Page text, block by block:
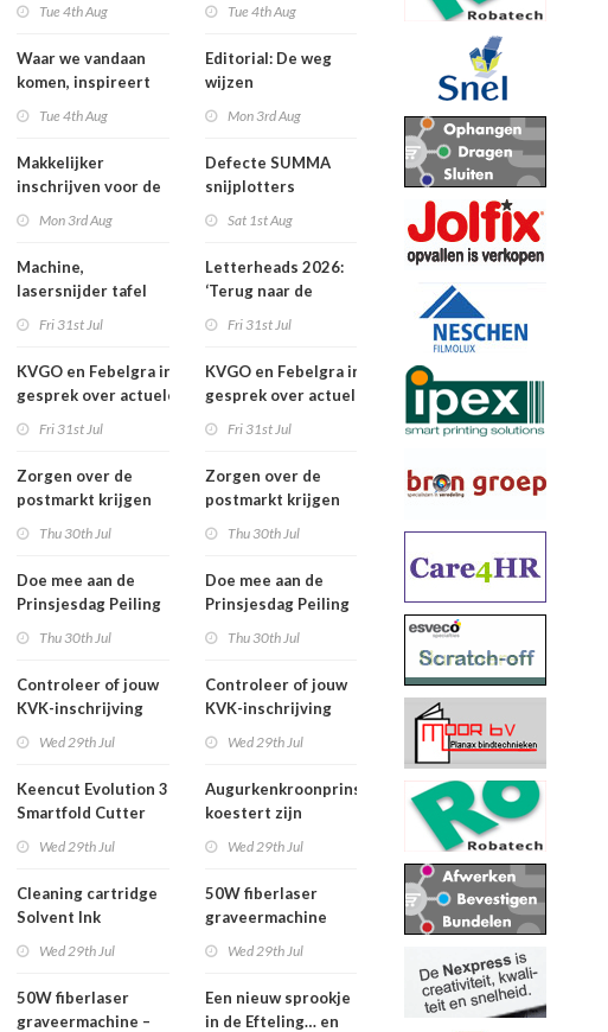
Tue 4th Aug
Waar we vandaan
komen, inspireert
Tue 4th Aug
Makkelijker
inschrijven voor de
Mon 3rd Aug
Machine,
lasersnijder tafel
Fri 31st Jul
KVGO en Febelgra in
gesprek over actuele
Fri 31st Jul
Zorgen over de
postmarkt krijgen
Thu 30th Jul
Doe mee aan de
Prinsjesdag Peiling
Thu 30th Jul
Controleer of jouw
KVK-inschrijving
Wed 29th Jul
Keencut Evolution 3
Smartfold Cutter
Wed 29th Jul
Cleaning cartridge
Solvent Ink
Wed 29th Jul
50W fiberlaser
graveermachine –
Tue 4th Aug
Editorial: De weg
wijzen
Mon 3rd Aug
Defecte SUMMA
snijplotters
Sat 1st Aug
Letterheads 2026:
‘Terug naar de
Fri 31st Jul
KVGO en Febelgra in
gesprek over actuele
Fri 31st Jul
Zorgen over de
postmarkt krijgen
Thu 30th Jul
Doe mee aan de
Prinsjesdag Peiling
Thu 30th Jul
Controleer of jouw
KVK-inschrijving
Wed 29th Jul
Augurkenkroonprins
koestert zijn
Wed 29th Jul
50W fiberlaser
graveermachine
Wed 29th Jul
Een nieuw sprookje
in de Efteling… en